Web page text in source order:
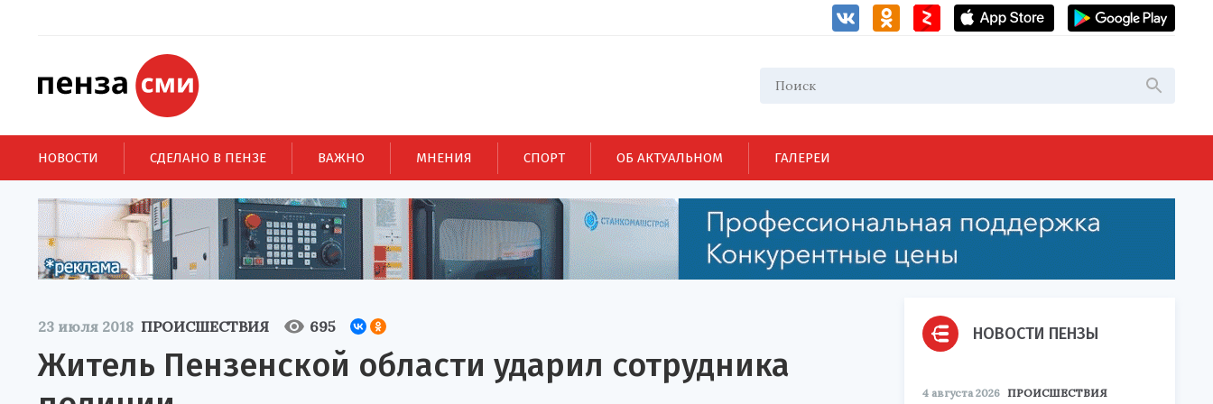
НОВОСТИ СДЕЛАНО В ПЕНЗЕ ВАЖНО МНЕНИЯ СПОРТ ОБ АКТУАЛЬНОМ ГАЛЕРЕИ
23 июля 2018 ПРОИСШЕСТВИЯ 695
Житель Пензенской области ударил сотрудника
НОВОСТИ ПЕНЗЫ
4 августа 2026 ПРОИСШЕСТВИЯ